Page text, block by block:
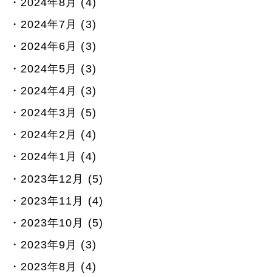
2024年7月 (3)
2024年6月 (3)
2024年5月 (3)
2024年4月 (3)
2024年3月 (5)
2024年2月 (4)
2024年1月 (4)
2023年12月 (5)
2023年11月 (4)
2023年10月 (5)
2023年9月 (3)
2023年8月 (4)